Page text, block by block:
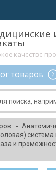
качество
товаров
система
и